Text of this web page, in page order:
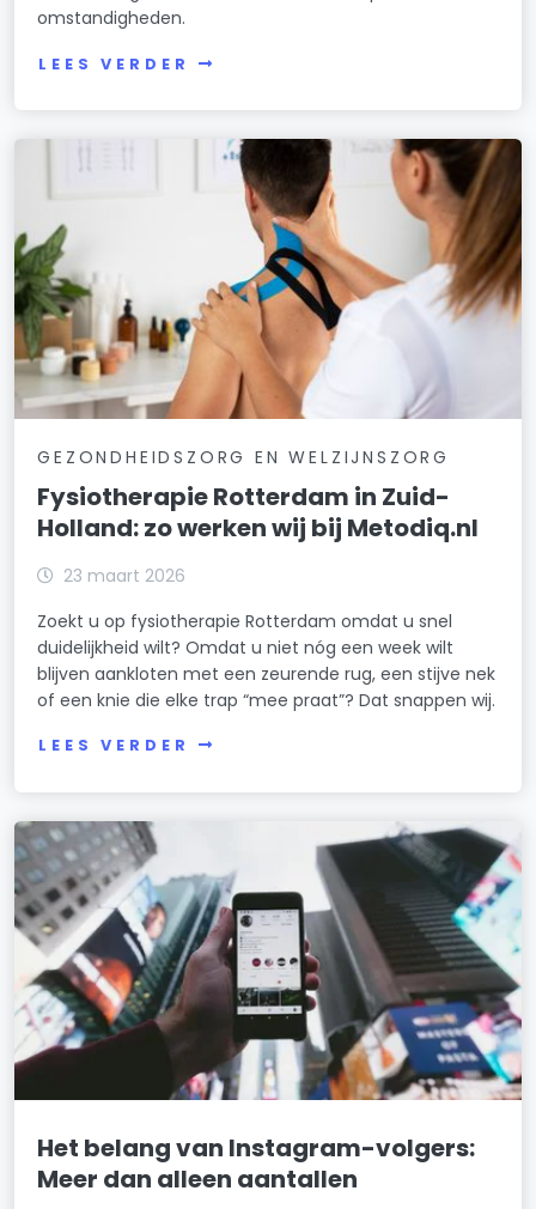
omstandigheden.
LEES VERDER
GEZONDHEIDSZORG EN WELZIJNSZORG
Fysiotherapie Rotterdam in Zuid-
Holland: zo werken wij bij Metodiq.nl
23 maart 2026
Zoekt u op fysiotherapie Rotterdam omdat u snel
duidelijkheid wilt? Omdat u niet nóg een week wilt
blijven aankloten met een zeurende rug, een stijve nek
of een knie die elke trap “mee praat”? Dat snappen wij.
LEES VERDER
Het belang van Instagram-volgers:
Meer dan alleen aantallen